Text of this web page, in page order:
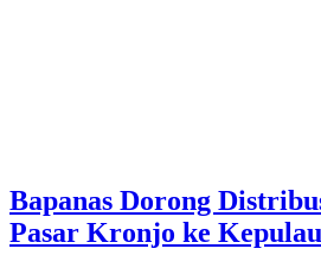
Bapanas Dorong
Pasar Kronjo ke